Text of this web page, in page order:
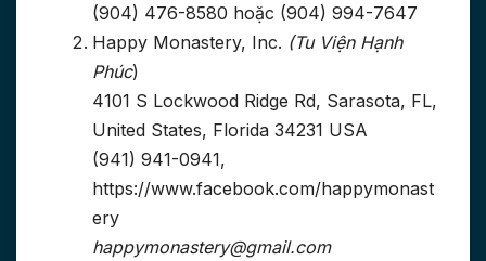
(904) 476-8580 hoặc (904) 994-7647
Happy Monastery, Inc. (Tu Viện Hạnh
Phúc)
4101 S Lockwood Ridge Rd, Sarasota, FL,
United States, Florida 34231 USA
(941) 941-0941,
https://www.facebook.com/happymonast
ery
happymonastery@gmail.com